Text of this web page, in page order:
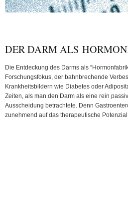
DER DARM ALS
Die Entdeckung des Darms als
Forschungsfokus, der bahnbrechende
Krankheitsbildern wie Diabetes oder
Zeiten, als man den Darm als eine rein
Ausscheidung betrachtete. Denn
zunehmend auf das therapeutische